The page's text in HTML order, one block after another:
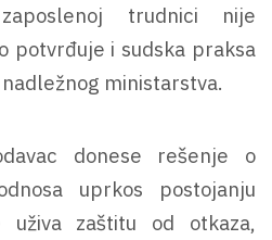
trudnici nije
potvrđuje i sudska praksa
ministarstva.
donese rešenje o
uprkos postojanju
uživa zaštitu od otkaza,